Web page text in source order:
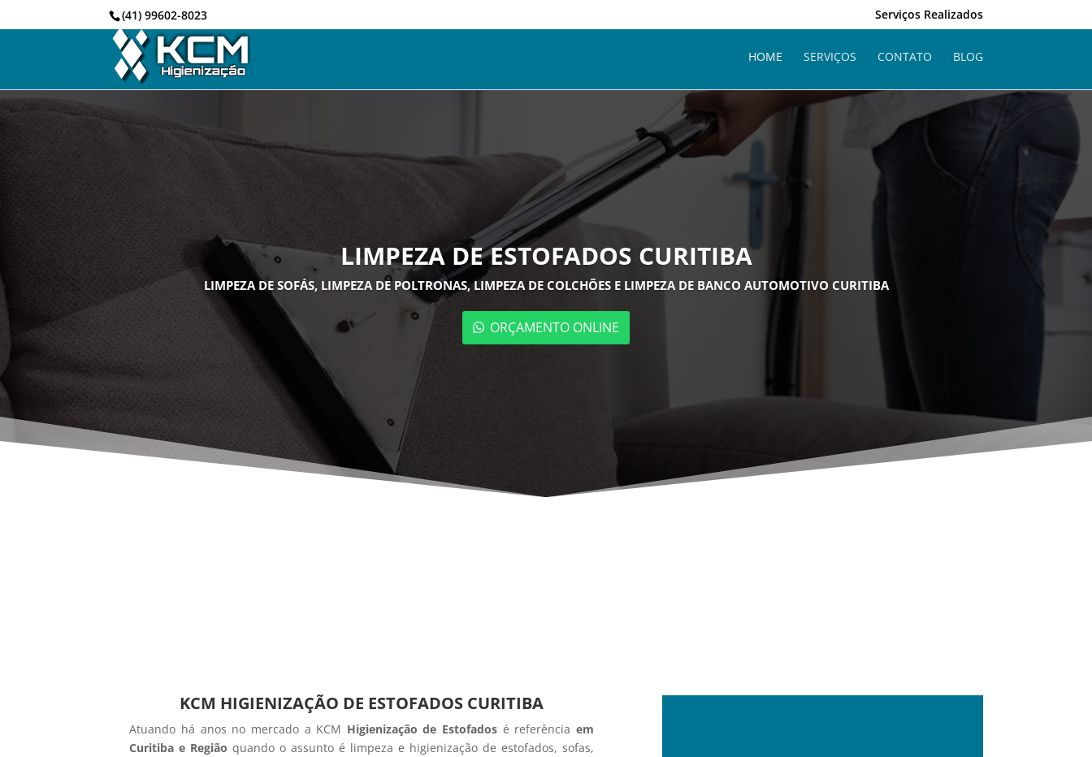
(41) 99602-8023 Serviços Realizados
HOME SERVIÇOS CONTATO BLOG
LIMPEZA DE ESTOFADOS CURITIBA
LIMPEZA DE SOFÁS, LIMPEZA DE POLTRONAS, LIMPEZA DE COLCHÕES E LIMPEZA DE BANCO AUTOMOTIVO CURITIBA
ORÇAMENTO ONLINE
KCM HIGIENIZAÇÃO DE ESTOFADOS CURITIBA
Atuando há anos no mercado a KCM Higienização de Estofados é referência em
Curitiba e Região quando o assunto é limpeza e higienização de estofados, sofas,